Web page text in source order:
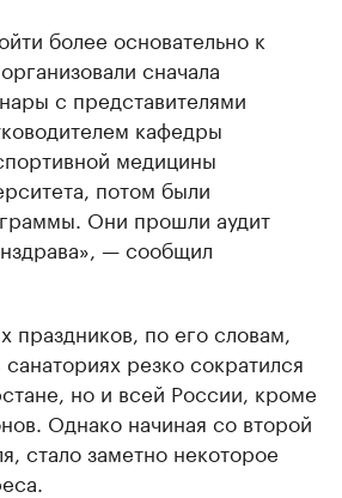
более основательно к
сначала
с представителями
кафедры
медицины
потом были
Они прошли аудит
— сообщил
праздников, по его словам,
резко сократился
но и всей России, кроме
Однако начиная со второй
стало заметно некоторое